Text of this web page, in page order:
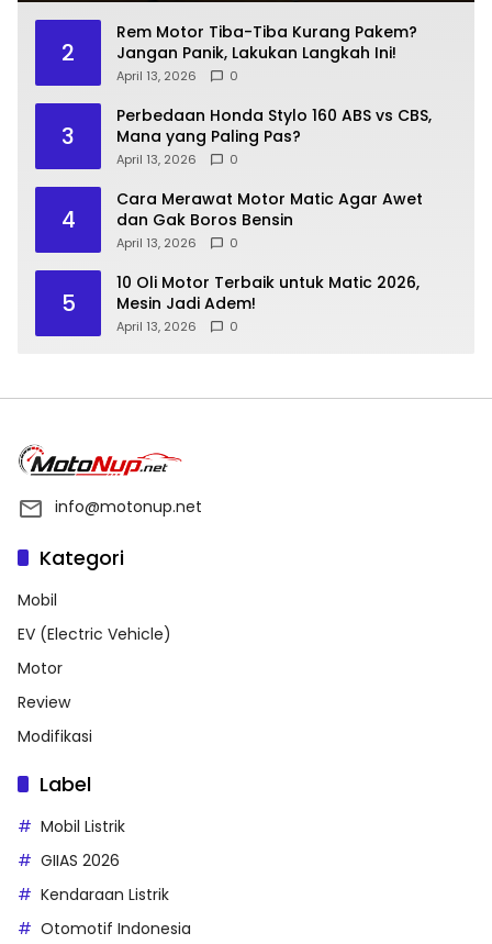
2
Rem Motor Tiba-Tiba Kurang Pakem?
Jangan Panik, Lakukan Langkah Ini!
April 13, 2026 0
3
Perbedaan Honda Stylo 160 ABS vs CBS,
Mana yang Paling Pas?
April 13, 2026 0
4
Cara Merawat Motor Matic Agar Awet
dan Gak Boros Bensin
April 13, 2026 0
5
10 Oli Motor Terbaik untuk Matic 2026,
Mesin Jadi Adem!
April 13, 2026 0
info@motonup.net
Kategori
Mobil
EV (Electric Vehicle)
Motor
Review
Modifikasi
Label
Mobil Listrik
GIIAS 2026
Kendaraan Listrik
Otomotif Indonesia